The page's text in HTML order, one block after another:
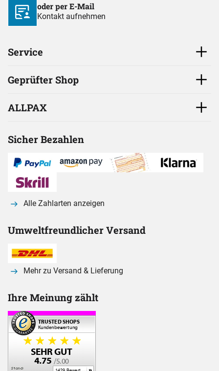
oder per E-Mail
Kontakt aufnehmen
Service
Geprüfter Shop
ALLPAX
Sicher Bezahlen
Alle Zahlarten anzeigen
Umweltfreundlicher Versand
Mehr zu Versand & Lieferung
Ihre Meinung zählt